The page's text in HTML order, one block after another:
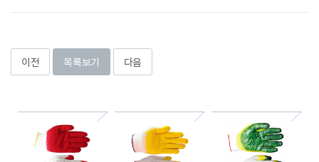
이전 목록보기 다음